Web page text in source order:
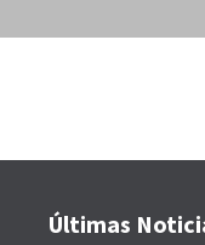
Últimas